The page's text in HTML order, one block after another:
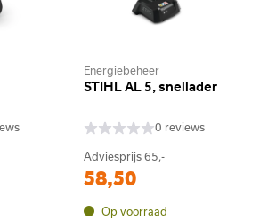
Energiebeheer
STIHL AL 5, snellader
0 reviews
Adviesprijs 65,-
58,50
Op voorraad